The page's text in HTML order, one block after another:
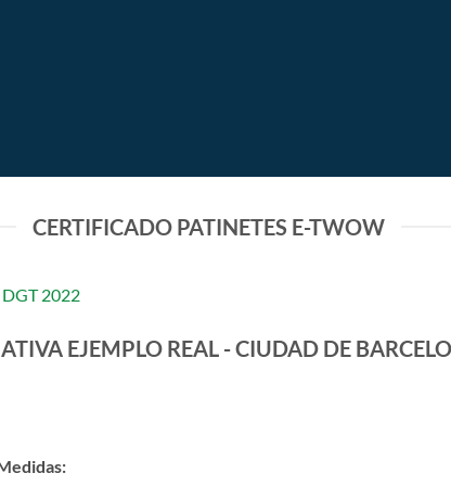
CERTIFICADO PATINETES E-TWOW
2022
EJEMPLO REAL - CIUDAD DE